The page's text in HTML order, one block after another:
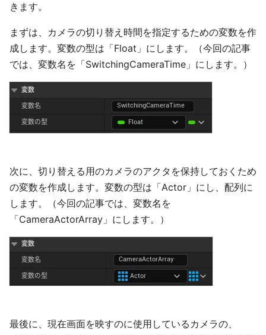
きます。
まずは、カメラの切り替え時間を指定するための変数を作
成します。変数の型は「Float」にします。（今回の記事
では、変数名を「SwitchingCameraTime」にします。）
次に、切り替える用のカメラのアクタを保持しておくため
の変数を作成します。変数の型は「Actor」にし、配列に
します。（今回の記事では、変数名を
「CameraActorArray」にします。）
最後に、現在画面を映すのに使用しているカメラの、